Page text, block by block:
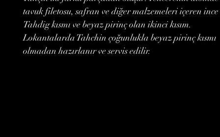
tavuk filetosu, safran ve diğer malzemeleri içeren ince
Tahdig kısmı ve beyaz pirinç olan ikinci kısım.
Lokantalarda Tahchin çoğunlukla beyaz pirinç kısmı
olmadan hazırlanır ve servis edilir.